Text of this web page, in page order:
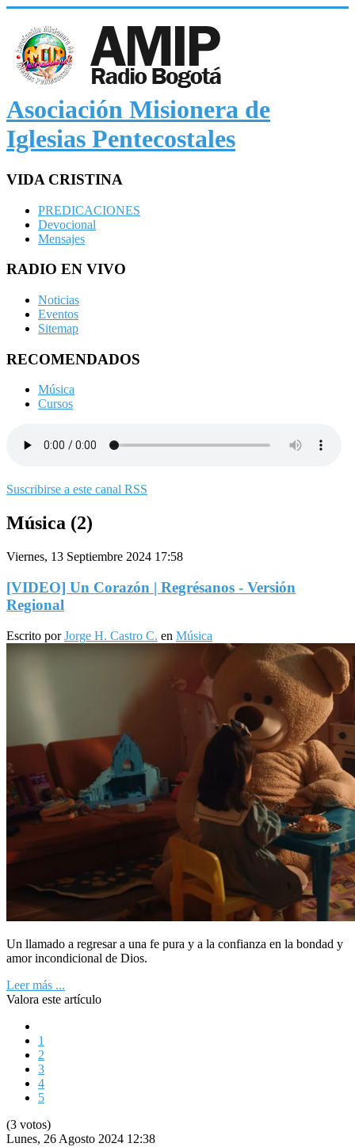
Asociación Misionera de
Iglesias Pentecostales
VIDA CRISTINA
PREDICACIONES
Devocional
Mensajes
RADIO EN VIVO
Noticias
Eventos
Sitemap
RECOMENDADOS
Música
Cursos
Suscribirse a este canal RSS
Música (2)
Viernes, 13 Septiembre 2024 17:58
[VIDEO] Un Corazón | Regrésanos - Versión
Regional
Escrito porJorge H. Castro C. en Música
Un llamado a regresar a una fe pura y a la confianza en la bondad y
amor incondicional de Dios.
Leer más ...
Valora este artículo
1
2
3
4
5
(3 votos)
Lunes, 26 Agosto 2024 12:38